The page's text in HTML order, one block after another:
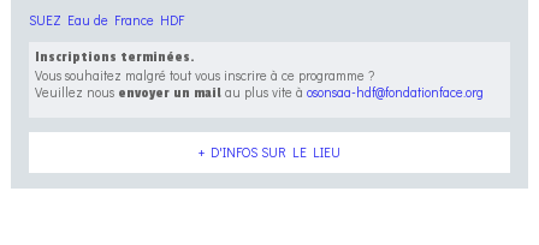
SUEZ Eau de France HDF
Inscriptions terminées.
Vous souhaitez malgré tout vous inscrire à ce programme ?
Veuillez nous envoyer un mailau plus vite à osonsaa-hdf@fondationface.org
+ D'INFOS SUR LE LIEU